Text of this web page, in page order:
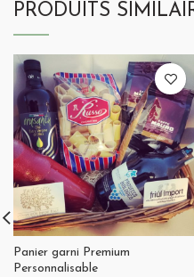
PRODUITS
Panier garni Premium
Personnalisable